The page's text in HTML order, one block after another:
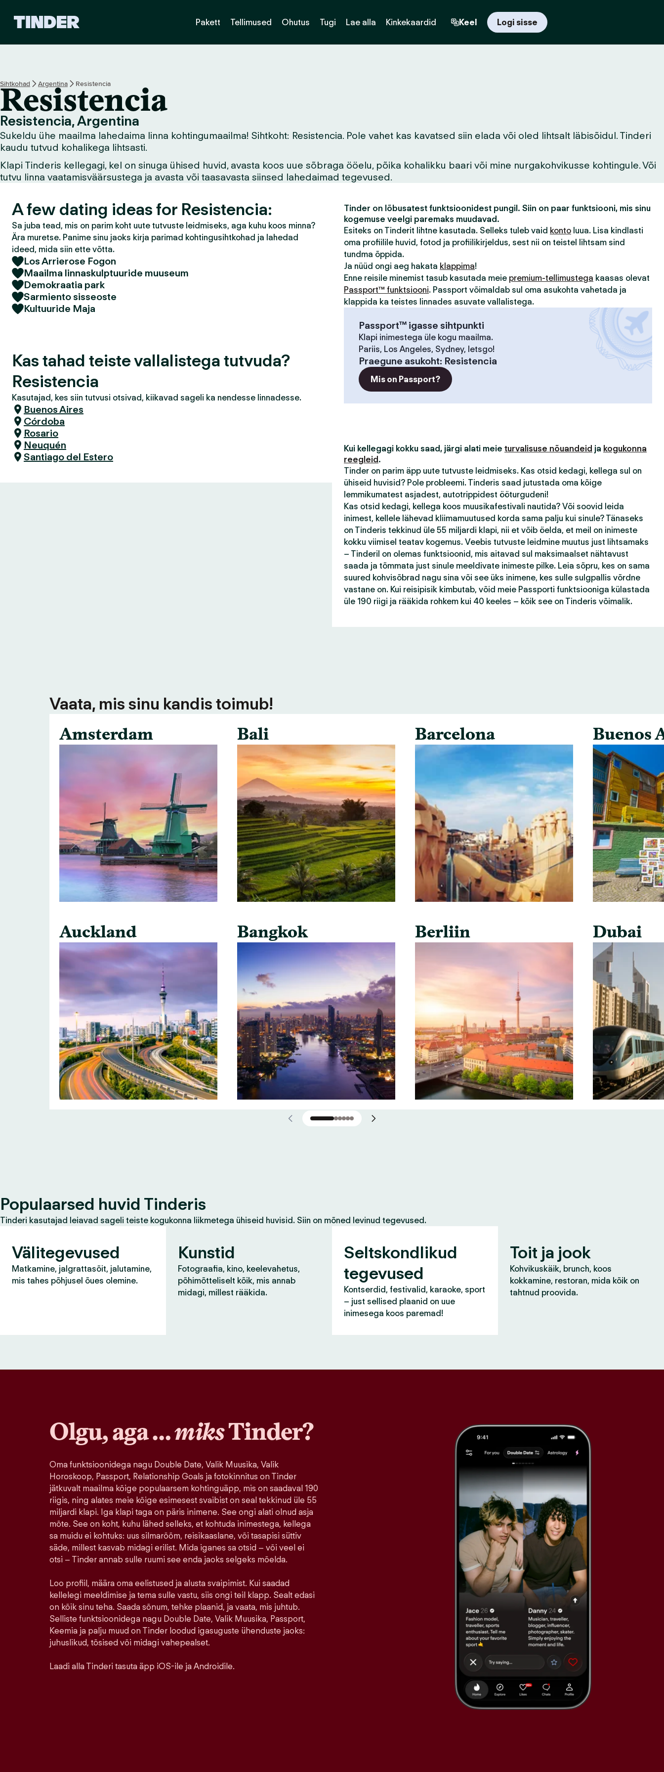
i
a
a
l
e
h
Pakett Tellimused Ohutus Tugi Lae alla Kinkekaardid Keel Logi sisse
Sihtkohad Argentina Resistencia
Resistencia
Resistencia, Argentina
Sukeldu ühe maailma lahedaima linna kohtingumaailma! Sihtkoht: Resistencia. Pole vahet kas kavatsed siin elada või oled lihtsalt läbisõidul. Tinderi
kaudu tutvud kohalikega lihtsasti.
Klapi Tinderis kellegagi, kel on sinuga ühised huvid, avasta koos uue sõbraga ööelu, põika kohalikku baari või mine nurgakohvikusse kohtingule. Või
tutvu linna vaatamisväärsustega ja avasta või taasavasta siinsed lahedaimad tegevused.
A few dating ideas for Resistencia:
Sa juba tead, mis on parim koht uute tutvuste leidmiseks, aga kuhu koos minna?
Ära muretse. Panime sinu jaoks kirja parimad kohtingusihtkohad ja lahedad
ideed, mida siin ette võtta.
Los Arrierose Fogon
Maailma linnaskulptuuride muuseum
Demokraatia park
Sarmiento sisseoste
Kultuuride Maja
Kas tahad teiste vallalistega tutvuda?
Resistencia
Kasutajad, kes siin tutvusi otsivad, kiikavad sageli ka nendesse linnadesse.
Buenos Aires
Córdoba
Rosario
Neuquén
Santiago del Estero
Tinder on lõbusatest funktsioonidest pungil. Siin on paar funktsiooni, mis sinu
kogemuse veelgi paremaks muudavad.
Esiteks on Tinderit lihtne kasutada. Selleks tuleb vaid konto luua. Lisa kindlasti
oma profiilile huvid, fotod ja profiilikirjeldus, sest nii on teistel lihtsam sind
tundma õppida.
Ja nüüd ongi aeg hakata klappima!
Enne reisile minemist tasub kasutada meie premium-tellimustega kaasas olevat
Passport™ funktsiooni. Passport võimaldab sul oma asukohta vahetada ja
klappida ka teistes linnades asuvate vallalistega.
Passport™ igasse sihtpunkti
Klapi inimestega üle kogu maailma.
Pariis, Los Angeles, Sydney, letsgo!
Praegune asukoht: Resistencia
Mis on Passport?
Kui kellegagi kokku saad, järgi alati meie turvalisuse nõuandeid ja kogukonna
reegleid .
Tinder on parim äpp uute tutvuste leidmiseks. Kas otsid kedagi, kellega sul on
ühiseid huvisid? Pole probleemi. Tinderis saad jutustada oma kõige
lemmikumatest asjadest, autotrippidest ööturgudeni!
Kas otsid kedagi, kellega koos muusikafestivali nautida? Või soovid leida
inimest, kellele lähevad kliimamuutused korda sama palju kui sinule? Tänaseks
on Tinderis tekkinud üle 55 miljardi klapi, nii et võib öelda, et meil on inimeste
kokku viimisel teatav kogemus. Veebis tutvuste leidmine muutus just lihtsamaks
– Tinderil on olemas funktsioonid, mis aitavad sul maksimaalset nähtavust
saada ja tõmmata just sinule meeldivate inimeste pilke. Leia sõpru, kes on sama
suured kohvisõbrad nagu sina või see üks inimene, kes sulle sulgpallis võrdne
vastane on. Kui reisipisik kimbutab, võid meie Passporti funktsiooniga külastada
üle 190 riigi ja rääkida rohkem kui 40 keeles – kõik see on Tinderis võimalik.
Vaata, mis sinu kandis toimub!
Amsterdam
Auckland
Bali
Bangkok
Barcelona
Berliin
Buenos
Dubai
Populaarsed huvid Tinderis
Tinderi kasutajad leiavad sageli teiste kogukonna liikmetega ühiseid huvisid. Siin on mõned levinud tegevused.
Välitegevused
Matkamine, jalgrattasõit, jalutamine,
mis tahes põhjusel õues olemine.
Kunstid
Fotograafia, kino, keelevahetus,
põhimõtteliselt kõik, mis annab
midagi, millest rääkida.
Seltskondlikud
tegevused
Kontserdid, festivalid, karaoke, sport
– just sellised plaanid on uue
inimesega koos paremad!
Toit ja jook
Kohvikuskäik, brunch, koos
kokkamine, restoran, mida kõik on
tahtnud proovida.
Olgu, aga …miksTinder?
Oma funktsioonidega nagu Double Date, Valik Muusika, Valik
Horoskoop, Passport, Relationship Goals ja fotokinnitus on Tinder
jätkuvalt maailma kõige populaarsem kohtinguäpp, mis on saadaval 190
riigis, ning alates meie kõige esimesest svaibist on seal tekkinud üle 55
miljardi klapi. Iga klapi taga on päris inimene. See ongi alati olnud asja
mõte. See on koht, kuhu lähed selleks, et kohtuda inimestega, kellega
sa muidu ei kohtuks: uus silmarõõm, reisikaaslane, või tasapisi süttiv
säde, millest kasvab midagi erilist. Mida iganes sa otsid – või veel ei
otsi – Tinder annab sulle ruumi see enda jaoks selgeks mõelda.
Loo profiil, määra oma eelistused ja alusta svaipimist. Kui saadad
kellelegi meeldimise ja tema sulle vastu, siis ongi teil klapp. Sealt edasi
on kõik sinu teha. Saada sõnum, tehke plaanid, ja vaata, mis juhtub.
Selliste funktsioonidega nagu Double Date, Valik Muusika, Passport,
Keemia ja palju muud on Tinder loodud igasuguste ühenduste jaoks:
juhuslikud, tõsised või midagi vahepealset.
Laadi alla Tinderi tasuta äpp iOS-ile ja Androidile.